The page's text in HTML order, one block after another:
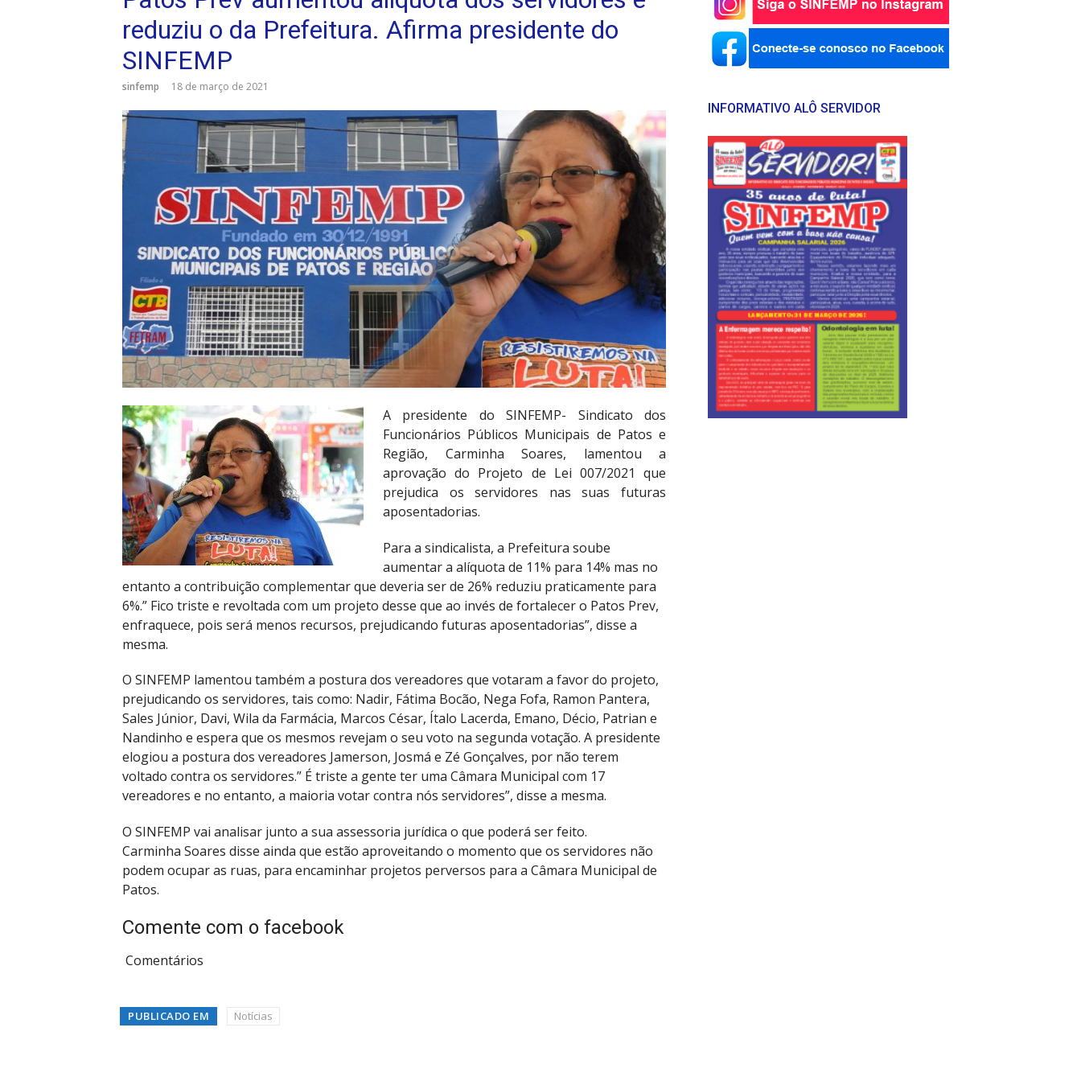
reduziu o da Prefeitura. Afirma presidente do
SINFEMP
sinfemp 18 de março de 2021
A presidente do SINFEMP- Sindicato dos
Funcionários Públicos Municipais de Patos e
Região, Carminha Soares, lamentou a
aprovação do Projeto de Lei 007/2021 que
prejudica os servidores nas suas futuras
aposentadorias.
Para a sindicalista, a Prefeitura soube
aumentar a alíquota de 11% para 14% mas no
entanto a contribuição complementar que deveria ser de 26% reduziu praticamente para
6%.” Fico triste e revoltada com um projeto desse que ao invés de fortalecer o Patos Prev,
enfraquece, pois será menos recursos, prejudicando futuras aposentadorias”, disse a
mesma.
O SINFEMP lamentou também a postura dos vereadores que votaram a favor do projeto,
prejudicando os servidores, tais como: Nadir, Fátima Bocão, Nega Fofa, Ramon Pantera,
Sales Júnior, Davi, Wila da Farmácia, Marcos César, Ítalo Lacerda, Emano, Décio, Patrian e
Nandinho e espera que os mesmos revejam o seu voto na segunda votação. A presidente
elogiou a postura dos vereadores Jamerson, Josmá e Zé Gonçalves, por não terem
voltado contra os servidores.” É triste a gente ter uma Câmara Municipal com 17
vereadores e no entanto, a maioria votar contra nós servidores”, disse a mesma.
O SINFEMP vai analisar junto a sua assessoria jurídica o que poderá ser feito.
Carminha Soares disse ainda que estão aproveitando o momento que os servidores não
podem ocupar as ruas, para encaminhar projetos perversos para a Câmara Municipal de
Patos.
Comente com o facebook
Comentários
PUBLICADO EM Notícias
INFORMATIVO ALÔ SERVIDOR